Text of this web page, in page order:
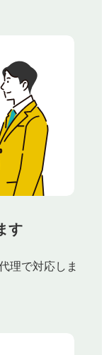
す
理で対応しま